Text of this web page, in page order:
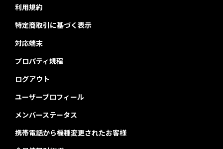
利用規約
特定商取引に基づく表示
対応端末
プロパティ規程
ログアウト
ユーザープロフィール
メンバーステータス
携帯電話から機種変更されたお客様